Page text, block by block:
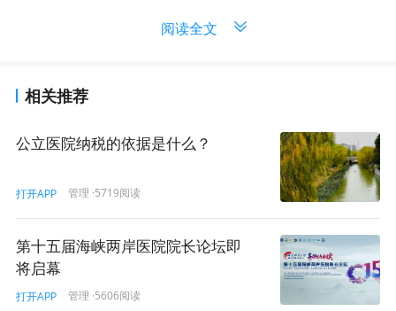
强，医生沟通也很充分，不到5分钟，或者8分钟就结束
院给的是上限，可以给病人半个小时的时间，当然你也可
院给出的是“下限”，一定不得低于10分钟。这个行政化的
痕迹非常浓。假如病情五分钟讲完了，剩下的5分钟做什么
呢？总不可能在那聊其他事情。学习国际上先进的东西，
一定要研究其中可实施的细节。
此外，“接诊不低于10分钟”能否缓解医患矛盾？我觉得如
果在上海市区的医院真能给到10分钟接诊的话，确实能大
大地缓解医患矛盾。因为医患矛盾有相当一部分的原因在
相关推荐
公立医院纳税的依据是什么？
打开APP 管理 ·5719阅读
第十五届海峡两岸医院院长论坛即
将启幕
打开APP 管理 ·5606阅读